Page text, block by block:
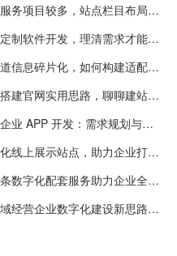
项目较多，站点栏目布局规划参考思路
软件开发，理清需求才能提升数字化落地效率
息碎片化，如何构建适配 AI 检索的品牌信息源
官网实用思路，聊聊建站容易忽视的问题
APP 开发：需求规划与项目落地避坑经验分享
上展示站点，助力企业打通线上经营渠道
字化配套服务助力企业全域线上经营
业数字化建设新思路：多端载体与地域检索一体化落地思路分享